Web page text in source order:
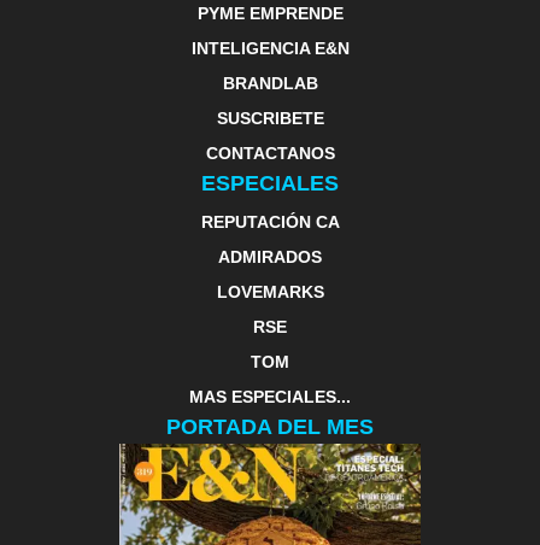
PYME EMPRENDE
INTELIGENCIA E&N
BRANDLAB
SUSCRIBETE
CONTACTANOS
ESPECIALES
REPUTACIÓN CA
ADMIRADOS
LOVEMARKS
RSE
TOM
MAS ESPECIALES...
PORTADA DEL MES